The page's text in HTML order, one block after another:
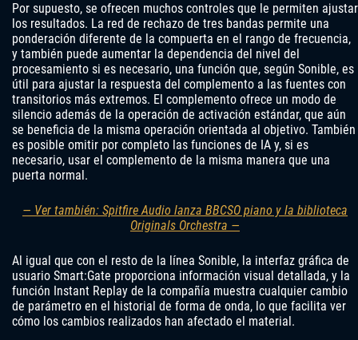
Por supuesto, se ofrecen muchos controles que le permiten ajustar
los resultados. La red de rechazo de tres bandas permite una
ponderación diferente de la compuerta en el rango de frecuencia,
y también puede aumentar la dependencia del nivel del
procesamiento si es necesario, una función que, según Sonible, es
útil para ajustar la respuesta del complemento a las fuentes con
transitorios más extremos. El complemento ofrece un modo de
silencio además de la operación de activación estándar, que aún
se beneficia de la misma operación orientada al objetivo. También
es posible omitir por completo las funciones de IA y, si es
necesario, usar el complemento de la misma manera que una
puerta normal.
— Ver también: Spitfire Audio lanza BBCSO piano y la biblioteca
Originals Orchestra —
Al igual que con el resto de la línea Sonible, la interfaz gráfica de
usuario Smart:Gate proporciona información visual detallada, y la
función Instant Replay de la compañía muestra cualquier cambio
de parámetro en el historial de forma de onda, lo que facilita ver
cómo los cambios realizados han afectado el material.